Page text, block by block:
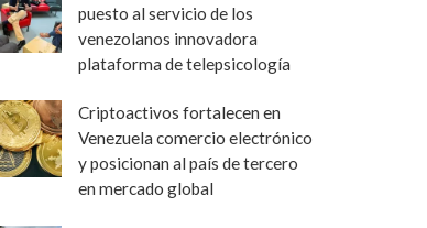
puesto al servicio de los
venezolanos innovadora
plataforma de telepsicología
Criptoactivos fortalecen en
Venezuela comercio electrónico
y posicionan al país de tercero
en mercado global